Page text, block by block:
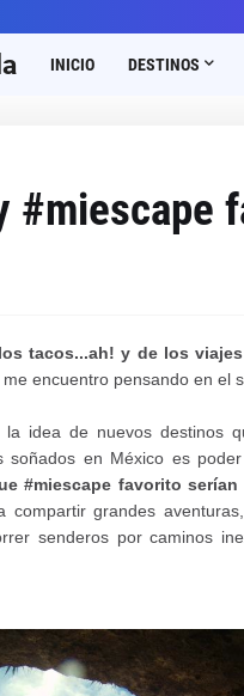
INICIO DESTINOS
#miescape
tacos...ah! y de los viajes
encuentro pensando en el
la idea de nuevos destinos
en México es
#miescape favorito
compartir grandes
senderos por caminos